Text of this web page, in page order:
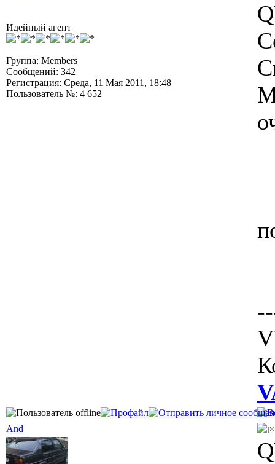
Идейный агент
Группа: Members
Сообщений: 342
Регистрация: Среда, 11 Мая 2011, 18:48
Пользователь №: 4 652
And